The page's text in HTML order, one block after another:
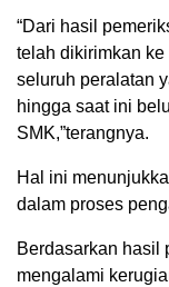
“Dari hasil
telah dikirimkan
seluruh peralatan
hingga saat ini
SMK,”terangnya.
Hal ini
dalam proses
Berdasarkan hasil
mengalami